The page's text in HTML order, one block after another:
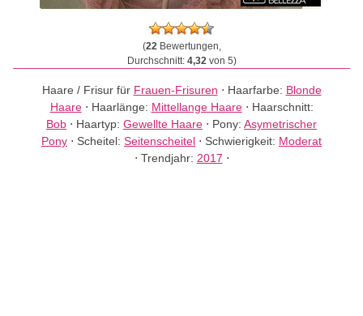
(22Bewertungen,
Durchschnitt: 4,32von 5)
Haare / Frisur für Frauen-Frisuren ⋅ Haarfarbe: Blonde
Haare⋅ Haarlänge: Mittellange Haare⋅ Haarschnitt:
Bob ⋅ Haartyp: Gewellte Haare ⋅ Pony: Asymetrischer
Pony ⋅ Scheitel: Seitenscheitel ⋅ Schwierigkeit: Moderat
⋅ Trendjahr: 2017 ⋅